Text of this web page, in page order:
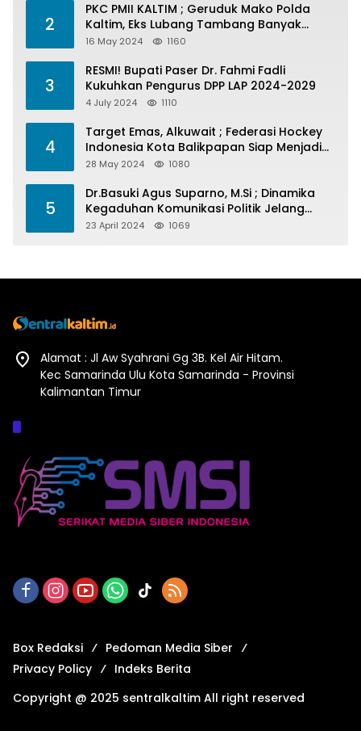
2
PKC PMII KALTIM ; Geruduk Mako Polda
Kaltim, Eks Lubang Tambang Banyak
Menelan Korban
16 May 2024 1160
3
RESMI! Bupati Paser Dr. Fahmi Fadli
Kukuhkan Pengurus DPP LAP 2024-2029
4 July 2024 1110
4
Target Emas, Alkuwait ; Federasi Hockey
Indonesia Kota Balikpapan Siap Menjadi
Barometer Prestasi Di Kaltim
28 May 2024 1080
5
Dr.Basuki Agus Suparno, M.Si ; Dinamika
Kegaduhan Komunikasi Politik Jelang
Pesta Politik 2024
23 April 2024 1069
Alamat : Jl Aw Syahrani Gg 3B. Kel Air Hitam.
Kec Samarinda Ulu Kota Samarinda - Provinsi
Kalimantan Timur
Box Redaksi
Pedoman Media Siber
Privacy Policy
Indeks Berita
Copyright @ 2025 sentralkaltim All right reserved